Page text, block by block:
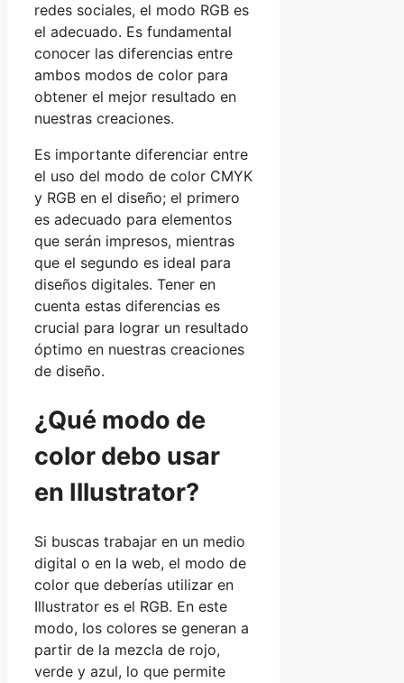
redes sociales, el modo RGB es
el adecuado. Es fundamental
conocer las diferencias entre
ambos modos de color para
obtener el mejor resultado en
nuestras creaciones.
Es importante diferenciar entre
el uso del modo de color CMYK
y RGB en el diseño; el primero
es adecuado para elementos
que serán impresos, mientras
que el segundo es ideal para
diseños digitales. Tener en
cuenta estas diferencias es
crucial para lograr un resultado
óptimo en nuestras creaciones
de diseño.
¿Qué modo de
color debo usar
en Illustrator?
Si buscas trabajar en un medio
digital o en la web, el modo de
color que deberías utilizar en
Illustrator es el RGB. En este
modo, los colores se generan a
partir de la mezcla de rojo,
verde y azul, lo que permite